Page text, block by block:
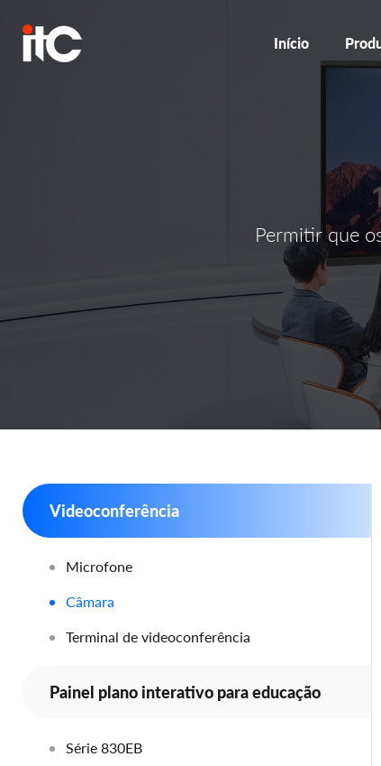
Início
Permitir que
Videoconferência
Microfone
Câmara
Terminal de videoconferência
Painel plano interativo para educação
Série 830EB